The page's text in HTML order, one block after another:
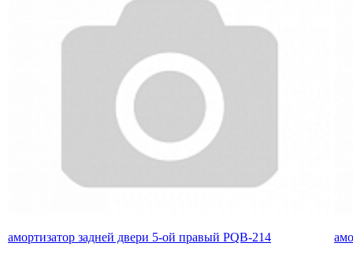
амортизатор задней двери 5-ой правый PQB-214